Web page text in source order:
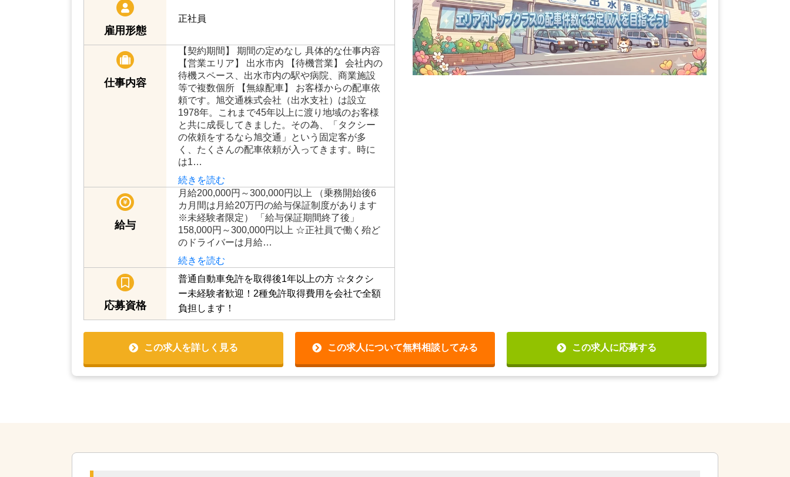
雇用形態
正社員
仕事内容
【契約期間】 期間の定めなし 具体的な仕事内容
【営業エリア】 出水市内 【待機営業】 会社内の
待機スペース、出水市内の駅や病院、商業施設
等で複数個所 【無線配車】 お客様からの配車依
頼です。旭交通株式会社（出水支社）は設立
1978年。これまで45年以上に渡り地域のお客様
と共に成長してきました。その為、「タクシー
の依頼をするなら旭交通」という固定客が多
く、たくさんの配車依頼が入ってきます。時に
は1…
続きを読む
給与
月給200,000円～300,000円以上 （乗務開始後6
カ月間は月給20万円の給与保証制度があります
※未経験者限定） 「給与保証期間終了後」
158,000円～300,000円以上 ☆正社員で働く殆ど
のドライバーは月給…
続きを読む
応募資格
普通自動車免許を取得後1年以上の方 ☆タクシ
ー未経験者歓迎！2種免許取得費用を会社で全額
負担します！
この求人を詳しく見る この求人について無料相談してみる この求人に応募する